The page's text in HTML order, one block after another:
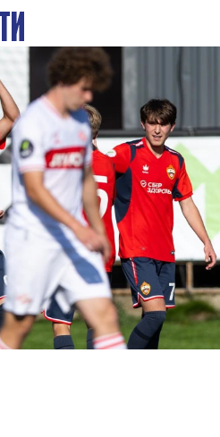
«Октябре»